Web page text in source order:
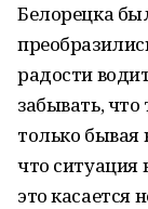
Белорецка
радости
забывать,
только бывая
что
это касается